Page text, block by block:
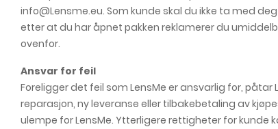
info@Lensme.eu. Som kunde skal du ikke ta med
etter at du har åpnet pakken reklamerer du
ovenfor.
Ansvar for feil
Foreligger det feil som LensMe er ansvarlig for,
reparasjon, ny leveranse eller tilbakebetaling av
ulempe for LensMe. Ytterligere rettigheter for